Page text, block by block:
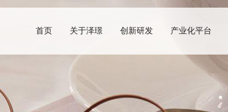
首页 关于泽璟 创新研发 产业化平台